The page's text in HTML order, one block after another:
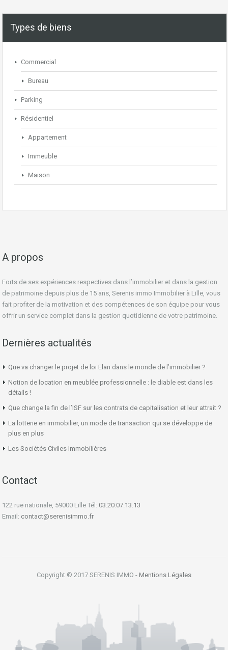
Types de biens
Commercial
Bureau
Parking
Résidentiel
Appartement
Immeuble
Maison
A propos
Forts de ses expériences respectives dans l’immobilier et dans la gestion
de patrimoine depuis plus de 15 ans, Serenis immo Immobilier à Lille, vous
fait profiter de la motivation et des compétences de son équipe pour vous
offrir un service complet dans la gestion quotidienne de votre patrimoine.
Dernières actualités
Que va changer le projet de loi Elan dans le monde de l’immobilier ?
Notion de location en meublée professionnelle : le diable est dans les
détails !
Que change la fin de l’ISF sur les contrats de capitalisation et leur attrait ?
La lotterie en immobilier, un mode de transaction qui se développe de
plus en plus
Les Sociétés Civiles Immobilières
Contact
122 rue nationale, 59000 Lille Tél: 03.20.07.13.13
Email: contact@serenisimmo.fr
Copyright © 2017 SERENIS IMMO - Mentions Légales